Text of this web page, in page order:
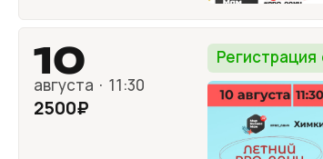
10
августа · 11:30
2500₽
Регистрация